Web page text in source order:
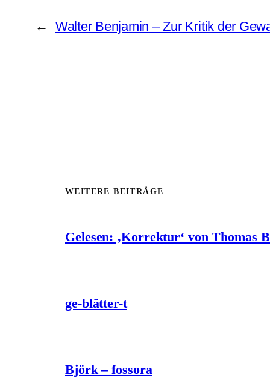
← Walter Benjamin – Zur Kritik der
WEITERE BEITRÄGE
Gelesen: ‚Korrektur‘ von Thomas
ge-blätter-t
Björk – fossora